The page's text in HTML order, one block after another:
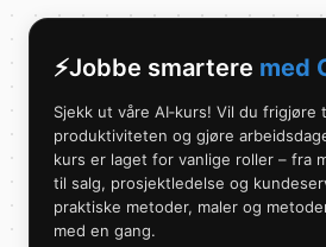
⚡️Jobbe smartere med
Sjekk ut våre AI‑kurs! Vil du frigjøre
produktiviteten og gjøre
kurs er laget for vanlige roller – fra
til salg, prosjektledelse og
praktiske metoder, maler og
med en gang.